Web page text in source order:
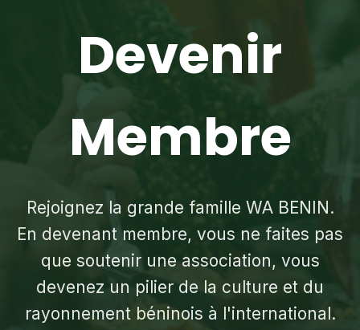
Devenir
Membre
Rejoignez la grande famille WA BENIN.
En devenant membre, vous ne faites pas
que soutenir une association, vous
devenez un pilier de la culture et du
rayonnement béninois à l'international.